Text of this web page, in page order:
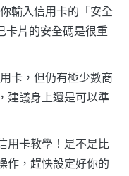
輸入信用卡的「安全
卡片的安全碼是很重
卡，但仍有極少數商
建議身上還是可以準
用卡教學！是不是比
作，趕快設定好你的